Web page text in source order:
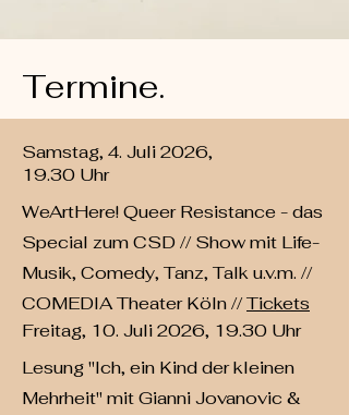
Termine.
Samstag, 4. Juli 2026,
19.30 Uhr
WeArtHere! Queer Resistance - das
Special zum CSD // Show mit Life-
Musik, Comedy, Tanz, Talk u.v.m. //
COMEDIA Theater Köln //Tickets
Freitag, 10. Juli 2026, 19.30 Uhr
Lesung "Ich, ein Kind der kleinen
Mehrheit" mit Gianni Jovanovic &